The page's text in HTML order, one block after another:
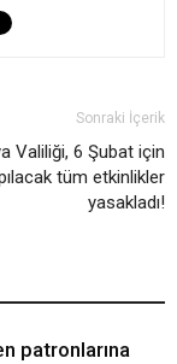
Sonraki İçerik
Valiliği, 6 Şubat için
tüm etkinlikler
yasakladı!
patronlarına